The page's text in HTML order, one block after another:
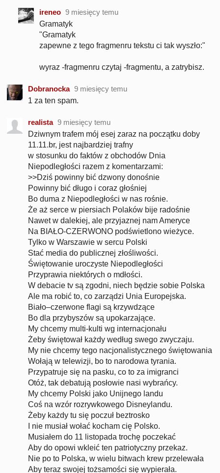
ireneo 9 miesięcy temu
Gramatyk
"Gramatyk
zapewne z tego fragmenru tekstu ci tak wyszło:"
wyraz -fragmenru czytaj -fragmentu, a zatrybisz.
Dobranocka 9 miesięcy temu
1 za ten spam.
realista 9 miesięcy temu
Dziwnym trafem mój esej zaraz na początku doby
11.11.br, jest najbardziej trafny
w stosunku do faktów z obchodów Dnia
Niepodległości razem z komentarzami:
>>Dziś powinny bić dzwony donośnie
Powinny bić długo i coraz głośniej
Bo duma z Niepodległości w nas rośnie.
Że aż serce w piersiach Polaków bije radośnie
Nawet w dalekiej, ale przyjaznej nam Ameryce
Na BIAŁO-CZERWONO podświetlono wieżyce.
Tylko w Warszawie w sercu Polski
Stać media do publicznej złośliwości.
Świętowanie uroczyste Niepodległości
Przyprawia niektórych o mdłości.
W debacie tv są zgodni, niech będzie sobie Polska
Ale ma robić to, co zarządzi Unia Europejska.
Biało–czerwone flagi są krzywdzące
Bo dla przybyszów są upokarzające.
My chcemy multi-kulti wg internacjonału
Żeby świętował każdy według swego zwyczaju.
My nie chcemy tego nacjonalistycznego świętowania
Wołają w telewizji, bo to narodowa tyrania.
Przypatruje się na pasku, co to za imigranci
Otóż, tak debatują posłowie nasi wybrańcy.
My chcemy Polski jako Unijnego landu
Coś na wzór rozrywkowego Disneylandu.
Żeby każdy tu się poczuł beztrosko
I nie musiał wołać kocham cię Polsko.
Musiałem do 11 listopada trochę poczekać
Aby do opowi wkleić ten patriotyczny przekaz.
Nie po to Polska, w wielu bitwach krew przelewała
Aby teraz swojej tożsamości się wypierała.